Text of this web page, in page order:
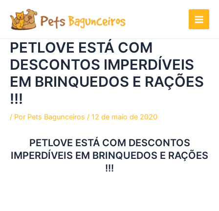
para
conteúdo
PETLOVE ESTÁ COM
DESCONTOS IMPERDÍVEIS
EM BRINQUEDOS E RAÇÕES
!!!
/ Por Pets Bagunceiros / 12 de maio de 2020
PETLOVE ESTÁ COM DESCONTOS
IMPERDÍVEIS EM BRINQUEDOS E RAÇÕES
!!!